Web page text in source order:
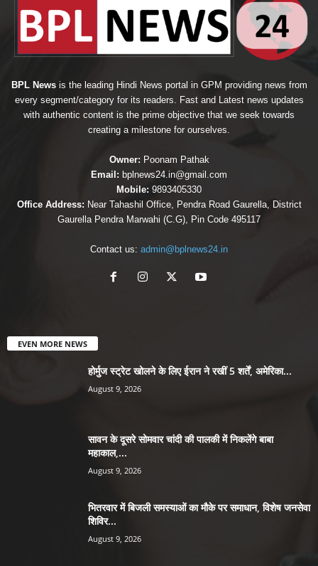
BPL Newsis the leading Hindi News portal in GPM providing news from
every segment/category for its readers. Fast and Latest news updates
with authentic content is the prime objective that we seek towards
creating a milestone for ourselves.
Owner: Poonam Pathak
Email: bplnews24.in@gmail.com
Mobile: 9893405330
Office Address: Near Tahashil Office, Pendra Road Gaurella, District
Gaurella Pendra Marwahi (C.G), Pin Code 495117
Contact us: admin@bplnews24.in
EVEN MORE NEWS
होर्मुज स्ट्रेट खोलने के लिए ईरान ने रखीं 5 शर्तें, अमेरिका...
August 9, 2026
सावन के दूसरे सोमवार चांदी की पालकी में निकलेंगे बाबा
महाकाल,...
August 9, 2026
भितरवार में बिजली समस्याओं का मौके पर समाधान, विशेष जनसेवा
शिविर...
August 9, 2026